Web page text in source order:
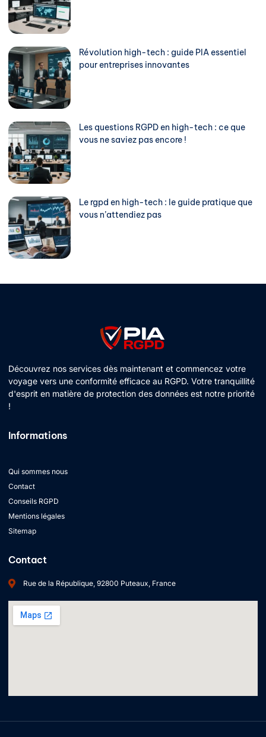
Révolution high-tech : guide PIA essentiel
pour entreprises innovantes
Les questions RGPD en high-tech : ce que
vous ne saviez pas encore !
Le rgpd en high-tech : le guide pratique que
vous n’attendiez pas
Découvrez nos services dès maintenant et commencez votre
voyage vers une conformité efficace au RGPD. Votre tranquillité
d'esprit en matière de protection des données est notre priorité
!
Informations
Qui sommes nous
Contact
Conseils RGPD
Mentions légales
Sitemap
Contact
Rue de la République, 92800 Puteaux, France